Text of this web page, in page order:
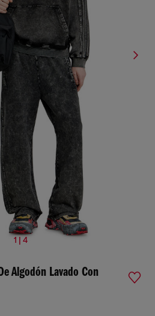
1 | 4
Algodón Lavado Con